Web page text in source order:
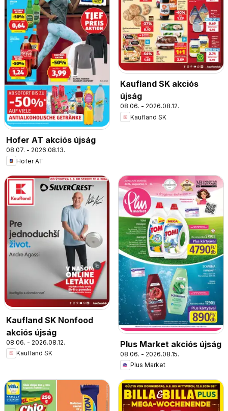
Hofer AT akciós újság
08.07. - 2026.08.13.
Hofer AT
Kaufland SK akciós
újság
08.06. - 2026.08.12.
Kaufland SK
Kaufland SK Nonfood
akciós újság
08.06. - 2026.08.12.
Kaufland SK
Plus Market akciós újság
08.06. - 2026.08.15.
Plus Market